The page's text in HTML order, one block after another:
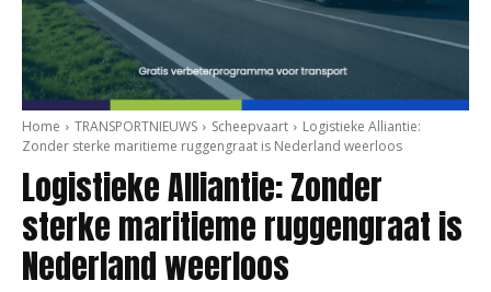
Home TRANSPORTNIEUWS Scheepvaart
Logistieke Alliantie:
Zonder sterke maritieme ruggengraat is Nederland weerloos
Logistieke Alliantie: Zonder
sterke maritieme ruggengraat is
Nederland weerloos